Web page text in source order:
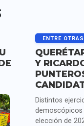
ENTRE
Y
Distintos
elección de